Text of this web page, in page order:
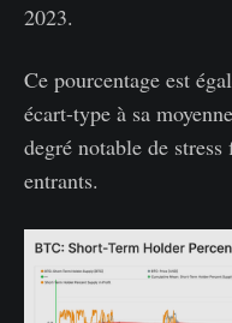
2023.
Ce pourcentage est
écart-type à sa
degré notable de
entrants.